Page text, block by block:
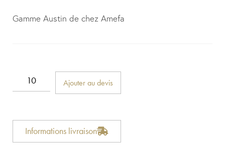
Gamme Austin de chez Amefa
Ajouter au devis
Informations livraison